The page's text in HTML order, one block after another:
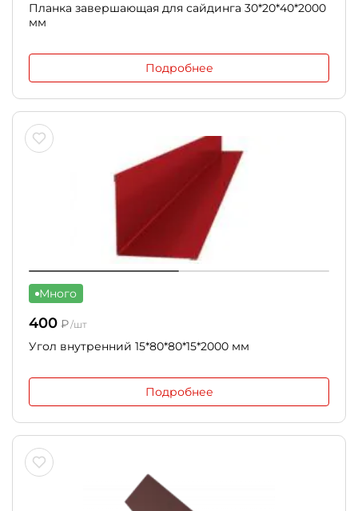
Планка завершающая для сайдинга 30*20*40*2000
мм
Подробнее
Много
400 ₽/шт
Угол внутренний 15*80*80*15*2000 мм
Подробнее